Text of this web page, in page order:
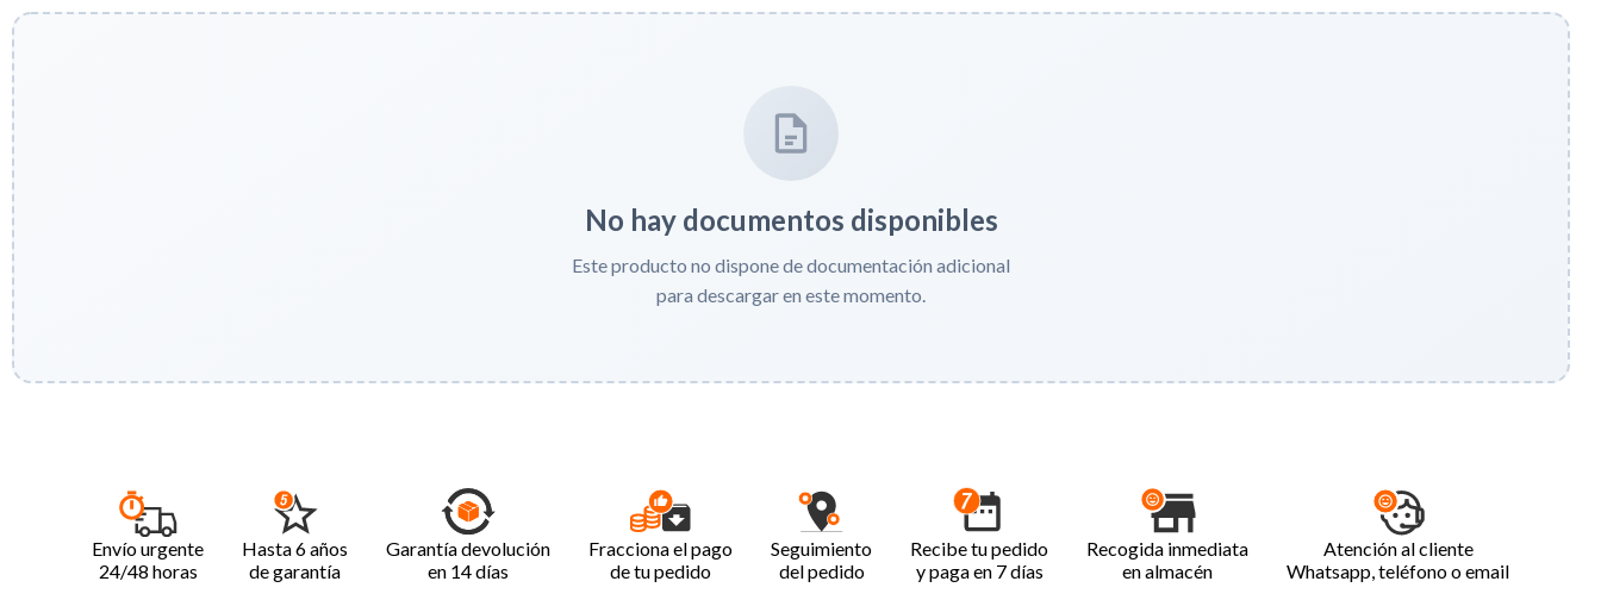
No hay documentos disponibles
Este producto no dispone de documentación adicional
para descargar en este momento.
Envío urgente
24/48 horas
Hasta 6 años
de garantía
Garantía devolución
en 14 días
Fracciona el pago
de tu pedido
Seguimiento
del pedido
Recibe tu pedido
y paga en 7 días
Recogida inmediata
en almacén
Atención al cliente
Whatsapp, teléfono o email